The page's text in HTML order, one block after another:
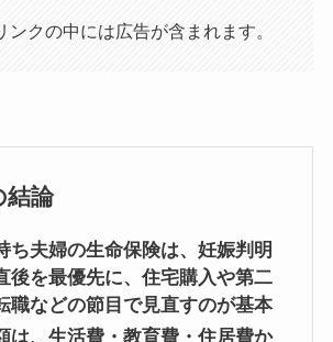
クの中には広告が含まれます。
結論
ち夫婦の生命保険は、妊娠判明
後を最優先に、住宅購入や第二
職などの節目で見直すのが基本
は、生活費・教育費・住居費か